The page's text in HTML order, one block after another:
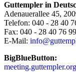
Guttempler in
Adenauerallee 45,
Telefon: 040 - 28 40
Fax: 040 - 28 40 76
E-Mail:
BigBlueButton:
meeting.guttempler.org